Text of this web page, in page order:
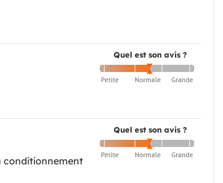
Quel est son avis ?
Quel est son avis ?
conditionnement